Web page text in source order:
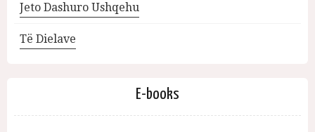
Jeto Dashuro Ushqehu
Të Dielave
E-books